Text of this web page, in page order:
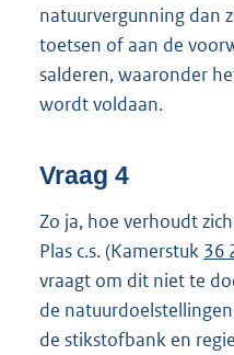
natuurvergunning dan
toetsen of aan de
salderen, waaronder
wordt voldaan.
Vraag 4
Zo ja, hoe verhoudt
Plas c.s. (Kamerstuk 36
vraagt om dit niet te
de
de stikstofbank en